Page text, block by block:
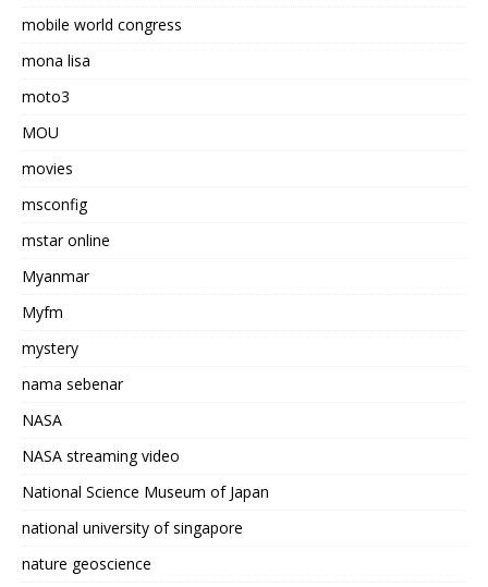
mobile world congress
mona lisa
moto3
MOU
movies
msconfig
mstar online
Myanmar
Myfm
mystery
nama sebenar
NASA
NASA streaming video
National Science Museum of Japan
national university of singapore
nature geoscience